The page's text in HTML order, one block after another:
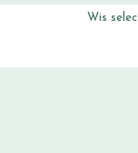
Wis